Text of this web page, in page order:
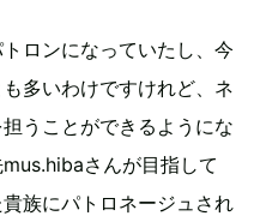
ロンになっていたし、今
多いわけですけれど、ネ
うことができるようにな
さんが目指して
族にパトロネージュされ